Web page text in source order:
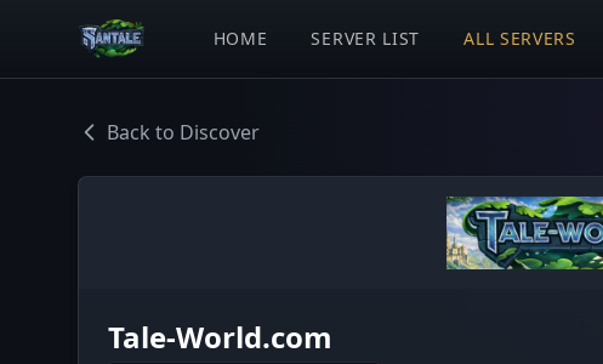
HOME SERVER LIST ALL SERVERS
Back to Discover
Tale-World.com